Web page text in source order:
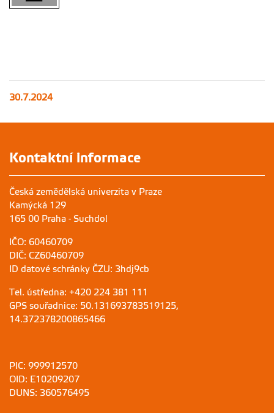
30.7.2024
Kontaktní informace
Česká zemědělská univerzita v Praze
Kamýcká 129
165 00 Praha - Suchdol
IČO: 60460709
DIČ: CZ60460709
ID datové schránky ČZU: 3hdj9cb
Tel. ústředna: +420 224 381 111
GPS souřadnice: 50.131693783519125,
14.372378200865466
PIC: 999912570
OID: E10209207
DUNS: 360576495